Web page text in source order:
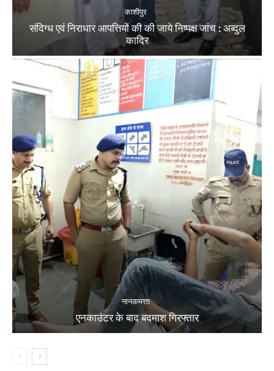
काशीपुर
संदिग्ध एवं निराधार आपत्तियों की की जाये निष्पक्ष जांच : अब्दुल
कादिर
नानकमत्ता
एनकाउंटर के बाद बदमाश गिरफ्तार